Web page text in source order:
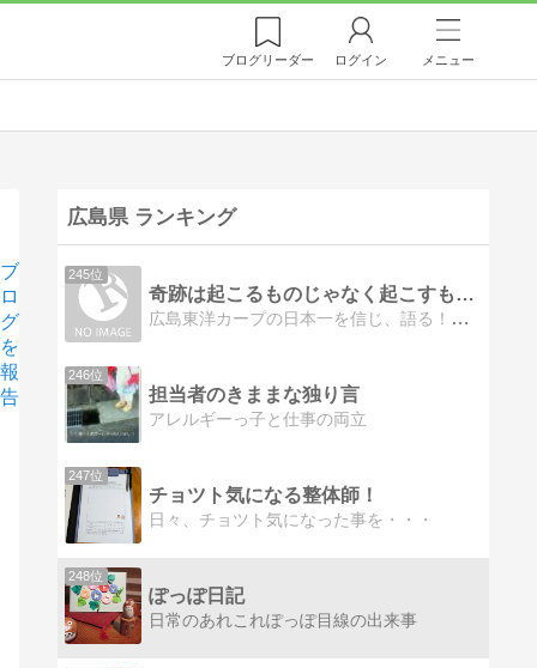
ブログリーダー ログイン メニュー
ブ
ロ
グ
を
報
告
広島県 ランキング
245位
奇跡は起こるものじゃなく起こすものだ！
広島東洋カープの日本一を信じ、語る！岩本を応援しています。
246位
担当者のきままな独り言
アレルギーっ子と仕事の両立
247位
チョツト気になる整体師！
日々、チョツト気になった事を・・・
248位
ぽっぽ日記
日常のあれこれぽっぽ目線の出来事